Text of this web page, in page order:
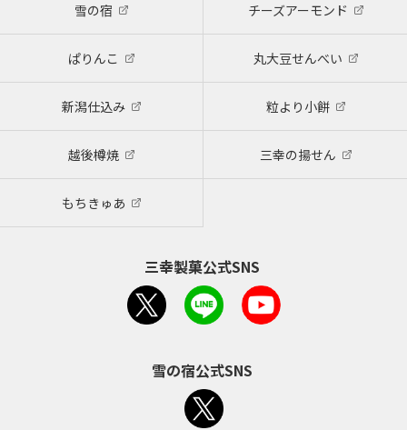
雪の宿 チーズアーモンド
ぱりんこ 丸大豆せんべい
新潟仕込み 粒より小餅
越後樽焼 三幸の揚せん
もちきゅあ
三幸製菓公式SNS
雪の宿公式SNS